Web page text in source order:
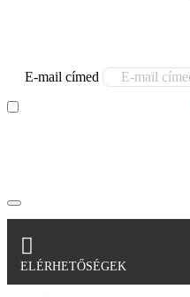
E-mail címed
ELÉRHETŐSÉGEK